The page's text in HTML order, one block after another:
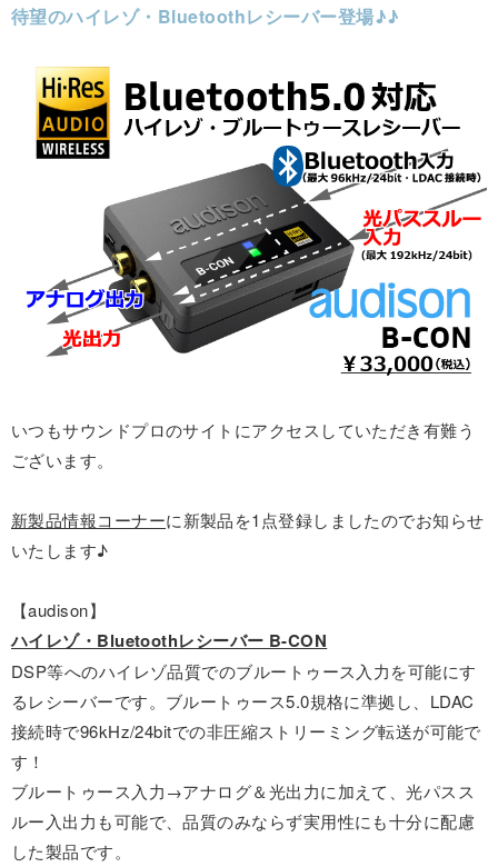
待望のハイレゾ・Bluetoothレシーバー登場♪♪
いつもサウンドプロのサイトにアクセスしていただき有難う
ございます。
新製品情報コーナーに新製品を1点登録しましたのでお知らせ
いたします♪
【audison】
ハイレゾ・Bluetoothレシーバー B-CON
DSP等へのハイレゾ品質でのブルートゥース入力を可能にす
るレシーバーです。ブルートゥース5.0規格に準拠し、LDAC
接続時で96kHz/24bitでの非圧縮ストリーミング転送が可能で
す！
ブルートゥース入力→アナログ＆光出力に加えて、光パスス
ルー入出力も可能で、品質のみならず実用性にも十分に配慮
した製品です。